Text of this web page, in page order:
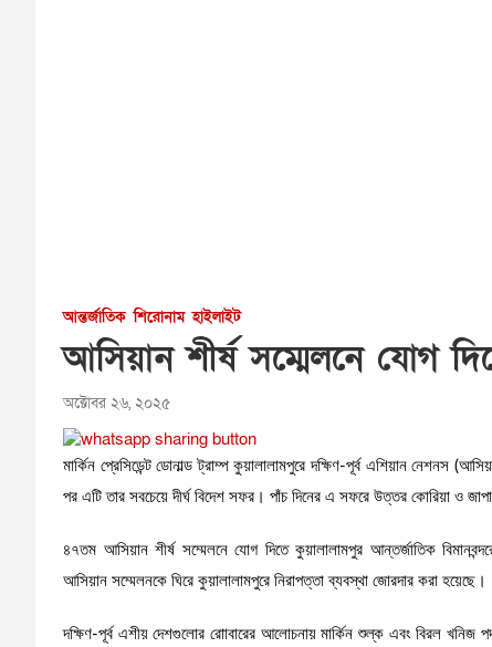
আন্তর্জাতিক শিরোনাম হাইলাইট
আসিয়ান শীর্ষ সম্মেলনে যোগ
অক্টোবর ২৬, ২০২৫
মার্কিন প্রেসিডেন্ট ডোনাল্ড ট্রাম্প কুয়ালালামপুরে দক্ষিণ-পূর্ব এশিয়ান নেশনস
পর এটি তার সবচেয়ে দীর্ঘ বিদেশ সফর। পাঁচ দিনের এ সফরে উত্তর কোরিয়া ও
৪৭তম আসিয়ান শীর্ষ সম্মেলনে যোগ দিতে কুয়ালালামপুর আন্তর্জাতিক
আসিয়ান সম্মেলনকে ঘিরে কুয়ালালামপুরে নিরাপত্তা ব্যবস্থা জোরদার করা হয়েছে।
দক্ষিণ-পূর্ব এশীয় দেশগুলোর রোাবারের আলোচনায় মার্কিন শুল্ক এবং বিরল খনিজ